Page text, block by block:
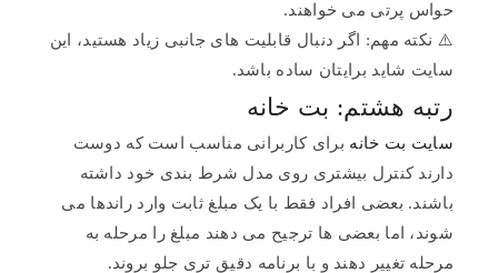
حواس پرتی می خواهند.
⚠️ نکته مهم: اگر دنبال قابلیت های جانبی زیاد هستید، این
سایت شاید برایتان ساده باشد.
رتبه هشتم: بت خانه
سایت بت خانه برای کاربرانی مناسب است که دوست
دارند کنترل بیشتری روی مدل شرط بندی خود داشته
باشند. بعضی افراد فقط با یک مبلغ ثابت وارد راندها می
شوند، اما بعضی ها ترجیح می دهند مبلغ را مرحله به
مرحله تغییر دهند و با برنامه دقیق تری جلو بروند.